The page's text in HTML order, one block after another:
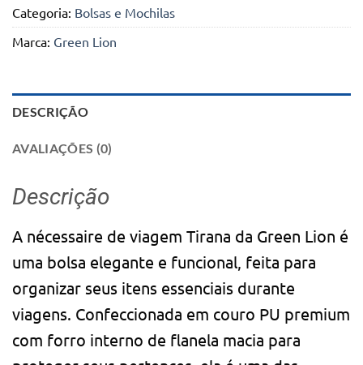
Categoria: Bolsas e Mochilas
Marca: Green Lion
DESCRIÇÃO
AVALIAÇÕES (0)
Descrição
A nécessaire de viagem Tirana da Green Lion é
uma bolsa elegante e funcional, feita para
organizar seus itens essenciais durante
viagens. Confeccionada em couro PU premium
com forro interno de flanela macia para